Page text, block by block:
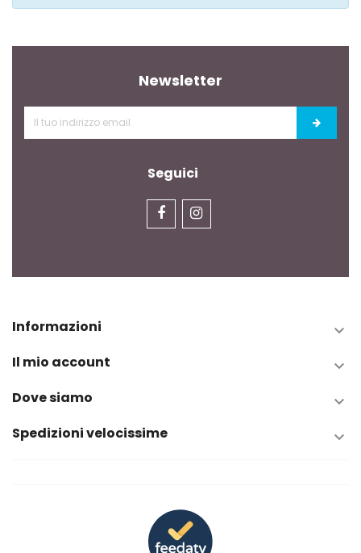
Newsletter
Seguici
Informazioni 
Il mio account 
Dove siamo 
Spedizioni velocissime 